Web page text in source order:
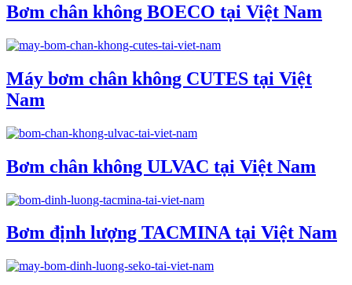
Bơm chân không BOECO tại Việt Nam
Máy bơm chân không CUTES tại Việt
Nam
Bơm chân không ULVAC tại Việt Nam
Bơm định lượng TACMINA tại Việt Nam